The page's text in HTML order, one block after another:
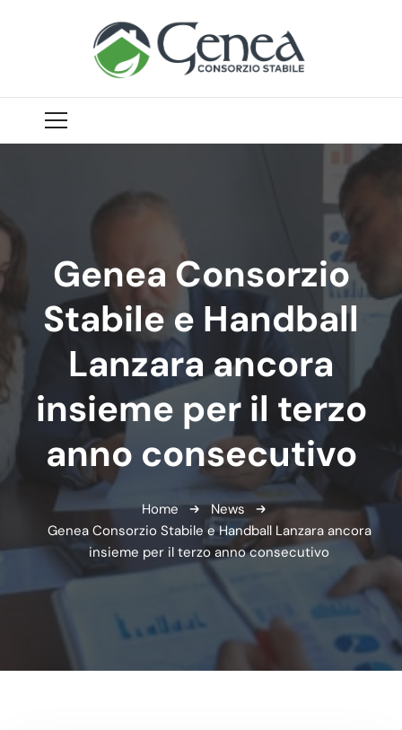
Genea Consorzio
Stabile e Handball
Lanzara ancora
insieme per il terzo
anno consecutivo
Home
News
Genea Consorzio Stabile e Handball Lanzara ancora
insieme per il terzo anno consecutivo